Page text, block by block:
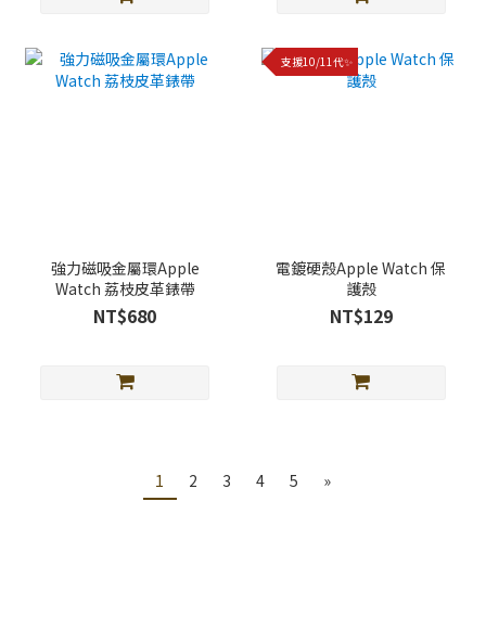
強力磁吸金屬環Apple
Watch 荔枝皮革錶帶
NT$680
支援10/11代✨
電鍍硬殼Apple Watch 保
護殼
NT$129
1 2 3 4 5 »